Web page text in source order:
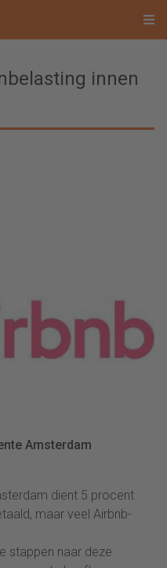
innen
Amsterdam
dient 5 procent
maar veel Airbnb-
stappen naar deze